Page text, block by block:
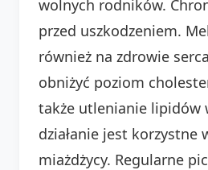
wolnych rodników.
przed uszkodzeniem.
również na zdrowie
obniżyć poziom
także utlenianie lipidów
działanie jest korzystne
miażdżycy. Regularne